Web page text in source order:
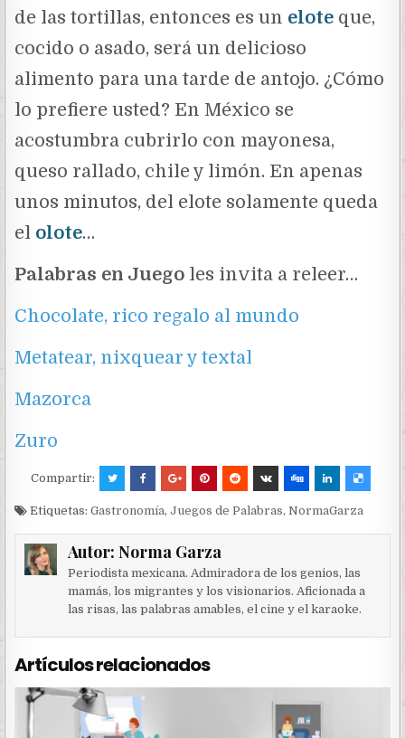
de las tortillas, entonces es un elote que,
cocido o asado, será un delicioso
alimento para una tarde de antojo. ¿Cómo
lo prefiere usted? En México se
acostumbra cubrirlo con mayonesa,
queso rallado, chile y limón. En apenas
unos minutos, del elote solamente queda
el olote…
Palabras en Juego les invita a releer…
Chocolate, rico regalo al mundo
Metatear, nixquear y textal
Mazorca
Zuro
Compartir:
Etiquetas:Gastronomía,Juegos de Palabras,NormaGarza
Autor: Norma Garza
Periodista mexicana. Admiradora de los genios, las
mamás, los migrantes y los visionarios. Aficionada a
las risas, las palabras amables, el cine y el karaoke.
Artículos relacionados